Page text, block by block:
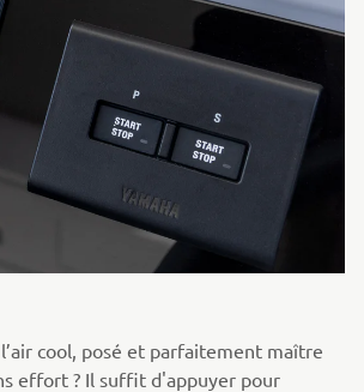
cool, posé et parfaitement maître
effort ? Il suffit d'appuyer pour